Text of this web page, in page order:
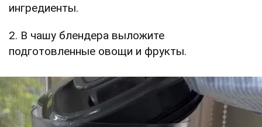
ингредиенты.
2. В чашу блендера выложите
подготовленные овощи и фрукты.